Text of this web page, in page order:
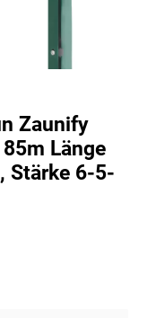
Zaunify
Länge
Stärke 6-5-